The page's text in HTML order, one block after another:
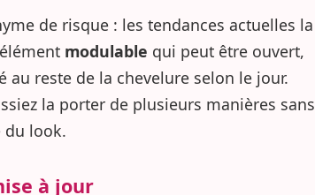
de risque : les tendances actuelles la
modulable qui peut être ouvert,
reste de la chevelure selon le jour.
la porter de plusieurs manières sans
du look.
à jour